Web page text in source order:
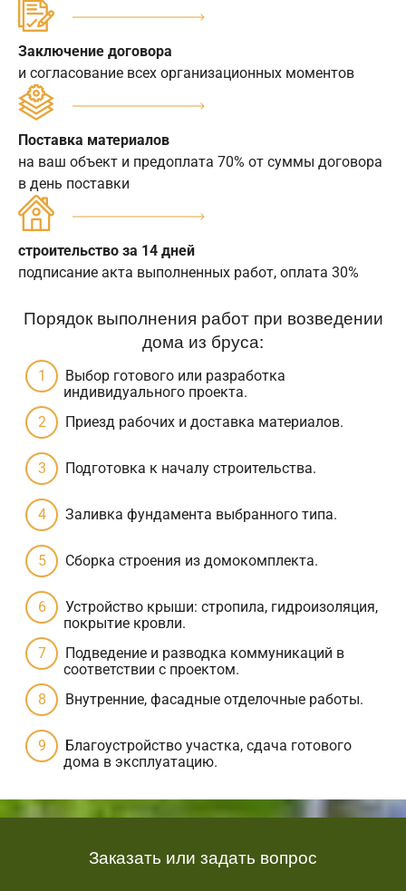
Заключение договора
и согласование всех организационных моментов
Поставка материалов
на ваш объект и предоплата 70% от суммы договора
в день поставки
строительство за 14 дней
подписание акта выполненных работ, оплата 30%
Порядок выполнения работ при возведении
дома из бруса:
Выбор готового или разработка
индивидуального проекта.
Приезд рабочих и доставка материалов.
Подготовка к началу строительства.
Заливка фундамента выбранного типа.
Сборка строения из домокомплекта.
Устройство крыши: стропила, гидроизоляция,
покрытие кровли.
Подведение и разводка коммуникаций в
соответствии с проектом.
Внутренние, фасадные отделочные работы.
Благоустройство участка, сдача готового
дома в эксплуатацию.
Заказать или задать вопрос